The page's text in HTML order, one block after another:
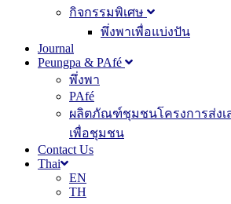
กิจกรรมพิเศษ
พึ่งพาเพื่อแบ่งปัน
Journal
Peungpa & PAfé
พึ่งพา
PAfé
ผลิตภัณฑ์ชุมชนโครงการส่งเ
เพื่อชุมชน
Contact Us
Thai
EN
TH